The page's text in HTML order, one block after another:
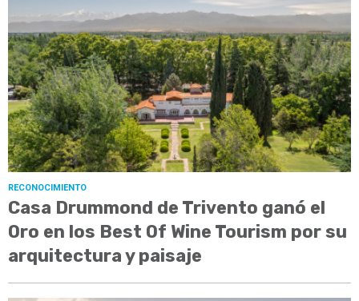
RECONOCIMIENTO
Casa Drummond de Trivento ganó el
Oro en los Best Of Wine Tourism por su
arquitectura y paisaje